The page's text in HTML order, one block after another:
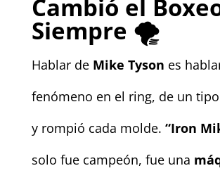
Cambió el
Siempre 🌪️
Hablar de Mike Tyson es
fenómeno en el ring, de un
y rompió cada molde. “Iron
solo fue campeón, fue una